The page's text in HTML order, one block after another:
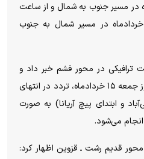
۱۳ خردادماه در مسیر جنوب به شمال و از ساعت
۰۷:۰۰ تا ۲۴:۰۰ روز جمعه ۱۵ خردادماه در مسیر شمال به جنوب
ترافیکی در محور فشم خبر داد و
گفت: از ساعت ۱۷:۰۰ تا ۲۰:۰۰ روز جمعه ۱۵ خردادماه، تردد در انتهای
و ابتدای پیچ آریانا) به صورت
می‌شود.
محور قدیم رشت ـ قزوین اظهار کرد: